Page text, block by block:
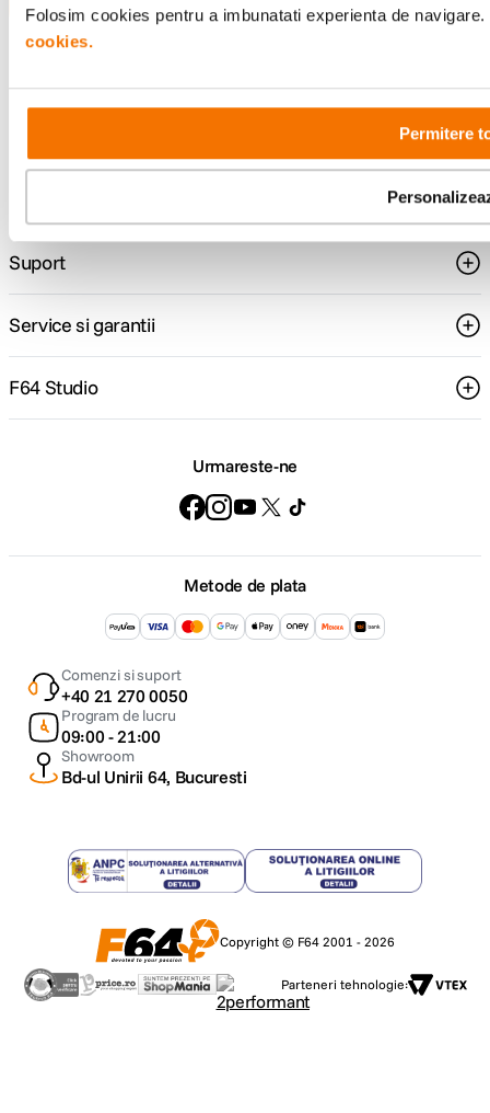
Folosim cookies pentru a imbunatati experienta de
cookies.
Permitere
Suport
Service si garantii
F64 Studio
Urmareste-ne
Metode de plata
Comenzi si suport
+40 21 270 0050
Program de lucru
09:00 - 21:00
Showroom
Bd-ul Unirii 64, Bucuresti
Copyright © F64 2001 - 2026
Parteneri tehnologie: